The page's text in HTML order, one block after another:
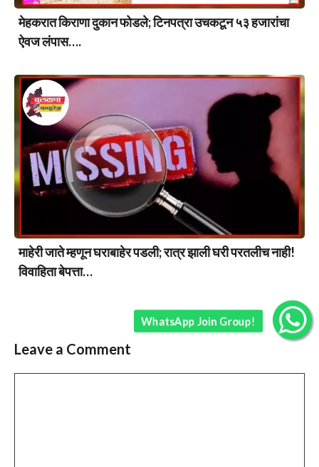
मेहकरात किराणा दुकान फोडले; टिनपत्रा उचकटून ५३ हजारांचा
ऐवज लंपास….
माहेरी जाते म्हणून घराबाहेर पडली; रात्र झाली घरी परतलीच नाही!
विवाहिता बेपत्ता…
Leave a Comment
WhatsApp Join Group!